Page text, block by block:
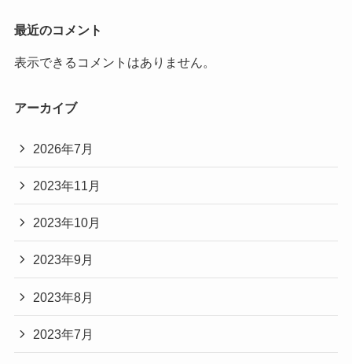
最近のコメント
表示できるコメントはありません。
アーカイブ
2026年7月
2023年11月
2023年10月
2023年9月
2023年8月
2023年7月